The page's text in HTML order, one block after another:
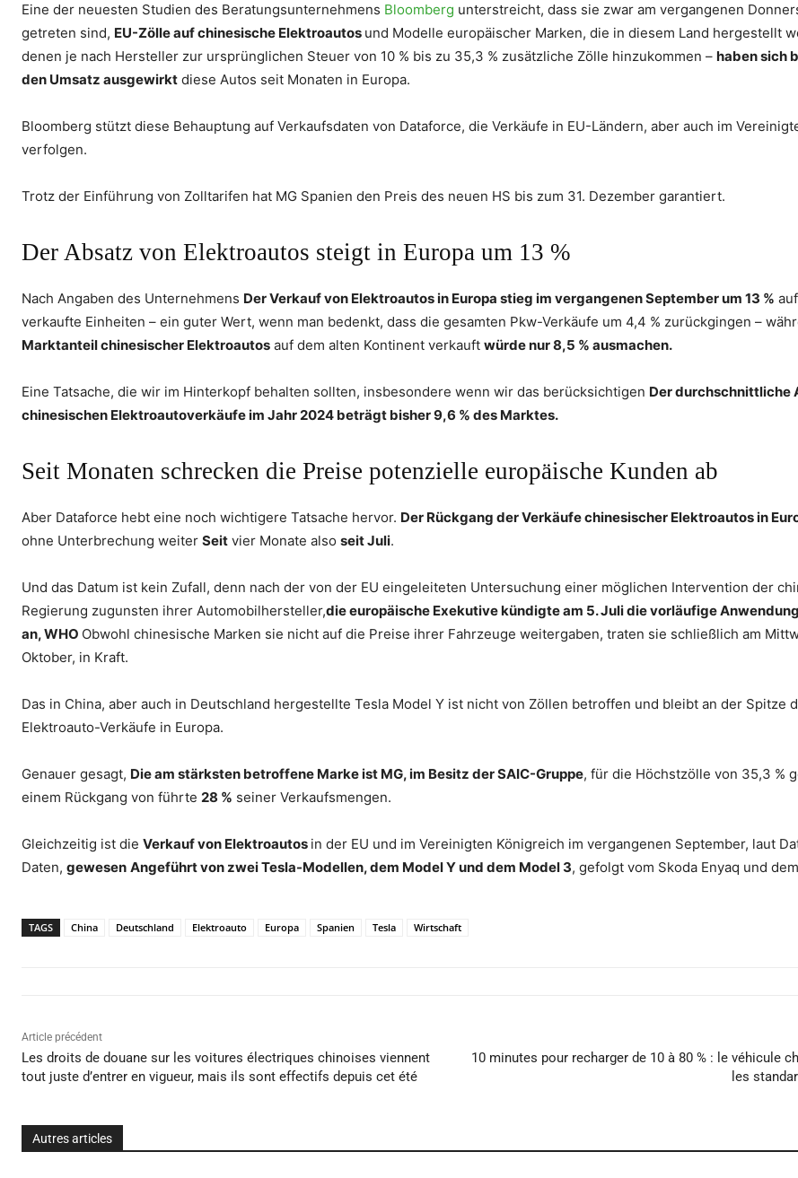
Eine der neuesten Studien des Beratungsunternehmens Bloomberg unterstreicht, dass sie zwar am vergangenen
getreten sind, EU-Zölle auf chinesische Elektroautos und Modelle europäischer Marken, die in diesem Land hergestellt
denen je nach Hersteller zur ursprünglichen Steuer von 10 % bis zu 35,3 % zusätzliche Zölle hinzukommen – haben sich
den Umsatz ausgewirkt diese Autos seit Monaten in Europa.
Bloomberg stützt diese Behauptung auf Verkaufsdaten von Dataforce, die Verkäufe in EU-Ländern, aber auch im
verfolgen.
Trotz der Einführung von Zolltarifen hat MG Spanien den Preis des neuen HS bis zum 31. Dezember garantiert.
Der Absatz von Elektroautos steigt in Europa um 13 %
Nach Angaben des Unternehmens Der Verkauf von Elektroautos in Europa stieg im vergangenen September um 13 %
verkaufte Einheiten – ein guter Wert, wenn man bedenkt, dass die gesamten Pkw-Verkäufe um 4,4 % zurückgingen –
Marktanteil chinesischer Elektroautos auf dem alten Kontinent verkauft würde nur 8,5 % ausmachen.
Eine Tatsache, die wir im Hinterkopf behalten sollten, insbesondere wenn wir das berücksichtigen Der durchschnittliche
chinesischen Elektroautoverkäufe im Jahr 2024 beträgt bisher 9,6 % des Marktes.
Seit Monaten schrecken die Preise potenzielle europäische Kunden ab
Aber Dataforce hebt eine noch wichtigere Tatsache hervor. Der Rückgang der Verkäufe chinesischer Elektroautos in
ohne Unterbrechung weiter Seit vier Monate also seit Juli.
Und das Datum ist kein Zufall, denn nach der von der EU eingeleiteten Untersuchung einer möglichen Intervention der
Regierung zugunsten ihrer Automobilhersteller,die europäische Exekutivekündigte am 5. Juli die vorläufige
an, WHO Obwohl chinesische Marken sie nicht auf die Preise ihrer Fahrzeuge weitergaben, traten sie schließlich am
Oktober, in Kraft.
Das in China, aber auch in Deutschland hergestellte Tesla Model Y ist nicht von Zöllen betroffen und bleibt an der Spitze
Elektroauto-Verkäufe in Europa.
Genauer gesagt, Die am stärksten betroffene Marke ist MG, im Besitz der SAIC-Gruppe, für die Höchstzölle von 35,3 %
einem Rückgang von führte 28 % seiner Verkaufsmengen.
Gleichzeitig ist die Verkauf von Elektroautos in der EU und im Vereinigten Königreich im vergangenen September, laut
Daten, gewesen Angeführt von zwei Tesla-Modellen, dem Model Y und dem Model 3, gefolgt vom Skoda Enyaq und
TAGS China Deutschland Elektroauto Europa Spanien Tesla Wirtschaft
Article précédent
Les droits de douane sur les voitures électriques chinoises viennent
tout juste d’entrer en vigueur, mais ils sont effectifs depuis cet été
10 minutes pour recharger de 10 à 80 % : le véhicule
les
Autres articles